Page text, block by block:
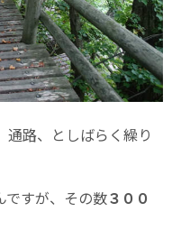
路、としばらく繰り
ですが、その数３００